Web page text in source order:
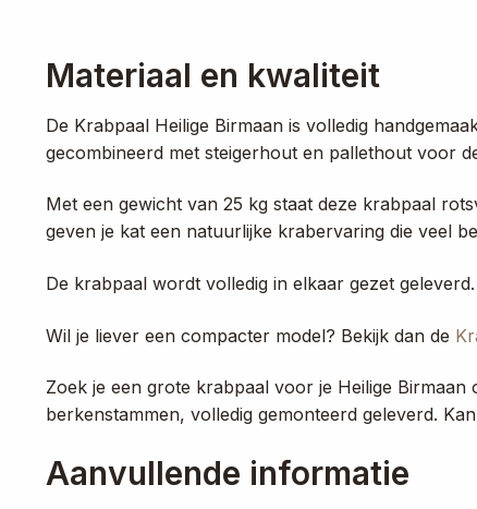
Materiaal en kwaliteit
De Krabpaal Heilige Birmaan is volledig
gecombineerd met steigerhout en pallethout voor
Met een gewicht van 25 kg staat deze krabpaal
geven je kat een natuurlijke krabervaring die veel
De krabpaal wordt volledig in elkaar gezet
Wil je liever een compacter model? Bekijk dan de
Zoek je een grote krabpaal voor je Heilige
berkenstammen, volledig gemonteerd geleverd.
Aanvullende informatie